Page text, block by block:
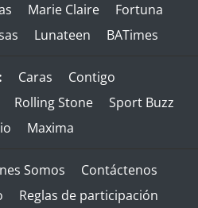
Marie Claire
Fortuna
Lunateen BATimes
Caras
Contigo
Rolling Stone
Sport Buzz
Maxima
Somos
Contáctenos
Reglas de participación